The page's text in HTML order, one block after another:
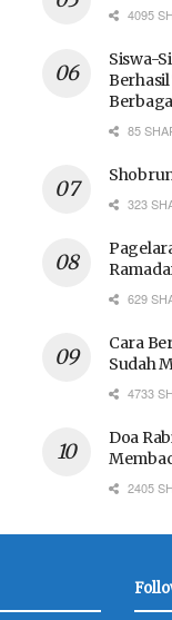
4095
Siswa-
85
323
629
Cara
Sudah
4733
Doa
2405